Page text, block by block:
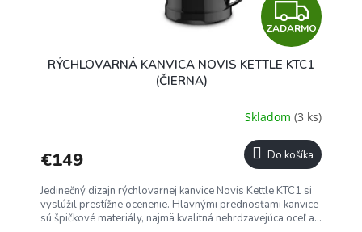
Z
A
D
A
R
M
O
ZADARMO
RÝCHLOVARNÁ KANVICA NOVIS KETTLE KTC1
(ČIERNA)
Skladom (3 ks)
€149 Do košíka
Jedinečný dizajn rýchlovarnej kanvice Novis Kettle KTC1 si
vyslúžil prestížne ocenenie. Hlavnými prednosťami kanvice
sú špičkové materiály, najmä kvalitná nehrdzavejúca oceľ a...